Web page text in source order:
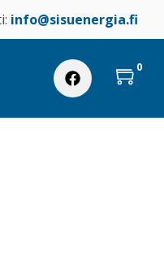
info@sisuenergia.fi
0